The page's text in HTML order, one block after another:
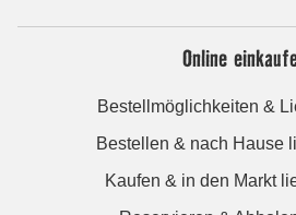
Online
Bestellmöglichkeiten &
Bestellen & nach Hause
Kaufen & in den Markt